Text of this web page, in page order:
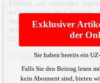
Erstens „auf rationales,
weltanschauliche Elemente,
herleiten lassen“. Schlüssig
selten gelingt es Autoren, ihr
zu Papier zu ... Bittehier
Exklusiver
der
Sie haben bereits ein
Falls Sie den Beitrag lesen
kein Abonnent sind, bieten